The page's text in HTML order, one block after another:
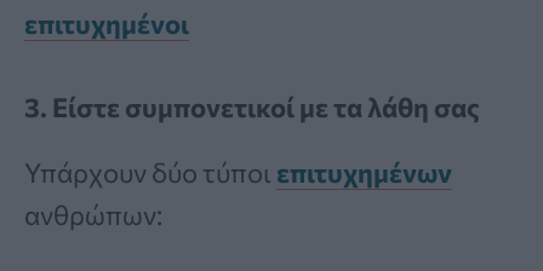
επιτυχημένοι
3. Είστε συμπονετικοί με τα λάθη σας
Υπάρχουν δύο τύποι επιτυχημένων
ανθρώπων: